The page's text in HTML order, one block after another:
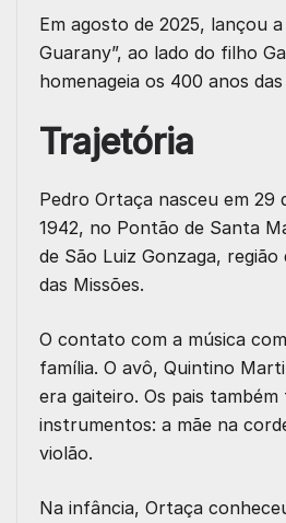
Em agosto de 2025, lançou
Guarany”, ao lado do filho
homenageia os 400 anos das
Trajetória
Pedro Ortaça nasceu em 29
1942, no Pontão de Santa
de São Luiz Gonzaga,
das Missões.
O contato com a música
família. O avô, Quintino
era gaiteiro. Os pais também
instrumentos: a mãe na
violão.
Na infância, Ortaça